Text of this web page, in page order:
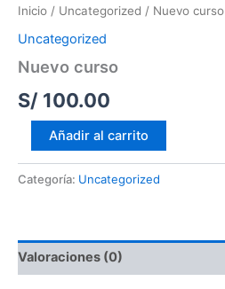
Inicio / Uncategorized / Nuevo curso
Uncategorized
Nuevo curso
S/ 100.00
Añadir al carrito
Categoría: Uncategorized
Valoraciones (0)